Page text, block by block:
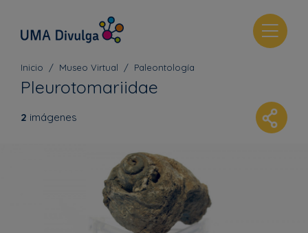
T
o
e
n
Inicio Museo Virtual Paleontología
Pleurotomariidae
2 imágenes